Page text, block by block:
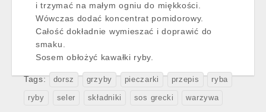
i trzymać na małym ogniu do miękkości.
Wówczas dodać koncentrat pomidorowy.
Całość dokładnie wymieszać i doprawić do
smaku.
Sosem obłożyć kawałki ryby.
Tags: dorsz grzyby pieczarki przepis ryba
ryby seler składniki sos grecki warzywa